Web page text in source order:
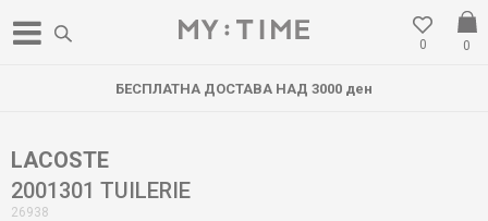
0
0
БЕСПЛАТНА ДОСТАВА НАД 3000 ден
LACOSTE
2001301 TUILERIE
26938